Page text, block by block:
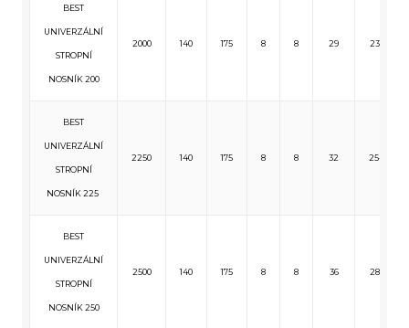
BEST
UNIVERZÁLNÍ
STROPNÍ
NOSNÍK 200
2000 140 175 8 8 29 233
BEST
UNIVERZÁLNÍ
STROPNÍ
NOSNÍK 225
2250 140 175 8 8 32 254
BEST
UNIVERZÁLNÍ
STROPNÍ
NOSNÍK 250
2500 140 175 8 8 36 285